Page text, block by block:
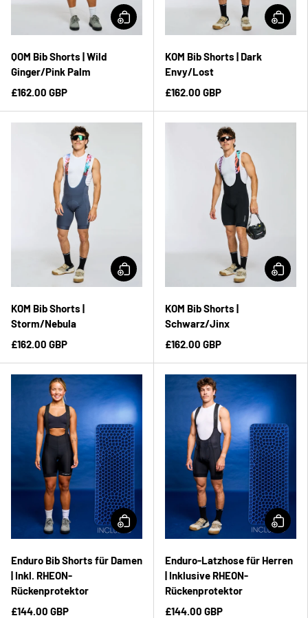
QOM Bib Shorts | Wild
Ginger/Pink Palm
£162.00 GBP
KOM Bib Shorts | Dark
Envy/Lost
£162.00 GBP
KOM Bib Shorts |
Storm/Nebula
£162.00 GBP
KOM Bib Shorts |
Schwarz/Jinx
£162.00 GBP
Enduro Bib Shorts für Damen
| Inkl. RHEON-
Rückenprotektor
£144.00 GBP
Enduro-Latzhose für Herren
| Inklusive RHEON-
Rückenprotektor
£144.00 GBP